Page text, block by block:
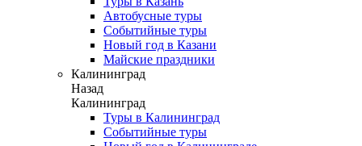
Автобусные туры
Событийные туры
Новый год в Казани
Майские праздники
Калининград
Назад
Калининград
Туры в Калининград
Событийные туры